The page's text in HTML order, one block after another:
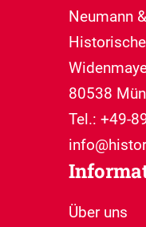
Neumann
80538
Tel.: +49-
Über uns